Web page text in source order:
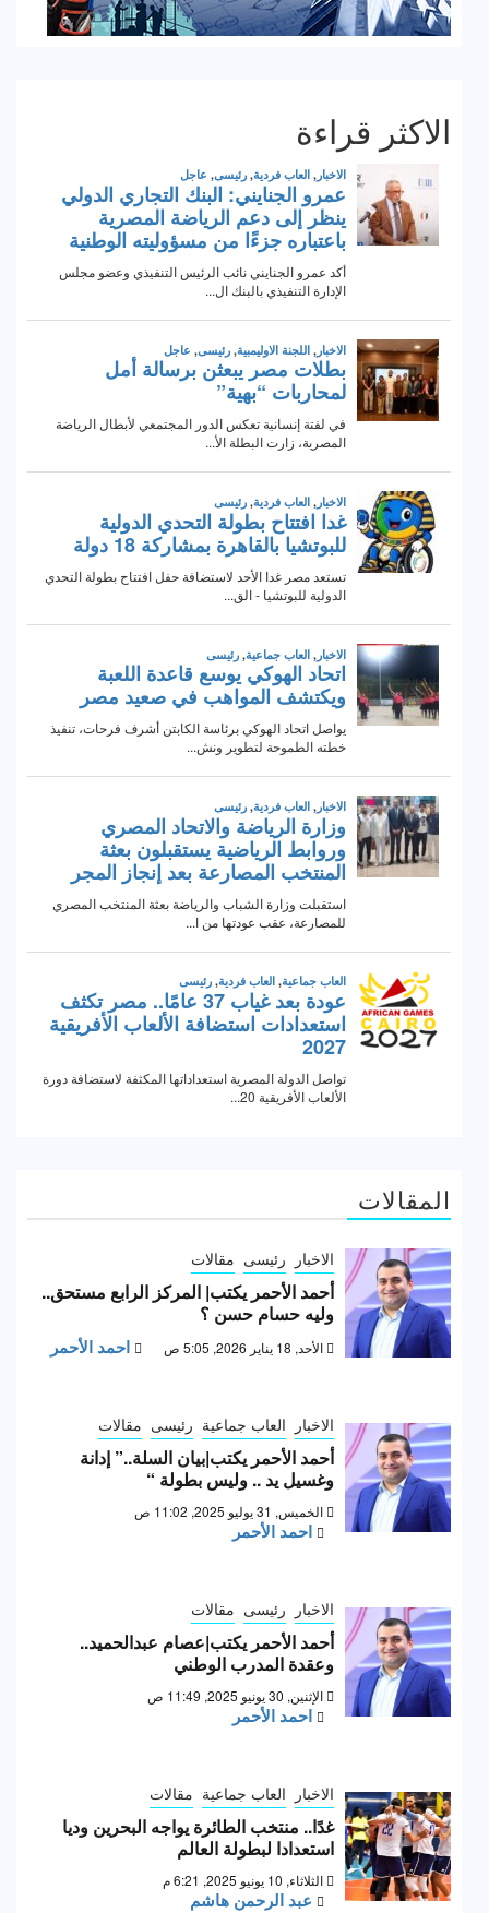
الاكثر قراءة
المقالات
الاخبار رئيسى مقالات
أحمد الأحمر يكتب| المركز الرابع مستحق..
وليه حسام حسن ؟
الأحد, 18 يناير 2026, 5:05 ص احمد الأحمر
الاخبار العاب جماعية رئيسى مقالات
أحمد الأحمر يكتب|بيان السلة..” إدانة
وغسيل يد .. وليس بطولة “
الخميس, 31 يوليو 2025, 11:02 ص
احمد الأحمر
الاخبار رئيسى مقالات
أحمد الأحمر يكتب|عصام عبدالحميد..
وعقدة المدرب الوطني
الإثنين, 30 يونيو 2025, 11:49 ص
احمد الأحمر
الاخبار العاب جماعية مقالات
غدًا.. منتخب الطائرة يواجه البحرين وديا
استعدادا لبطولة العالم
الثلاثاء, 10 يونيو 2025, 6:21 م
عبد الرحمن هاشم